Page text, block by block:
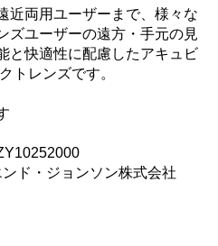
近両用ユーザーまで、様々な
ズユーザーの遠方・手元の見
と快適性に配慮したアキュビ
トレンズです。
ド・ジョンソン株式会社